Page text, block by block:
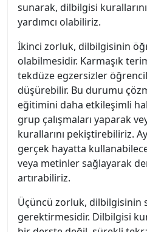
sunarak, dilbilgisi
yardımcı olabiliriz.
İkinci zorluk, dilbilgisinin
olabilmesidir. Karmaşık
tekdüze egzersizler
düşürebilir. Bu durumu
eğitimini daha etkileşimli
grup çalışmaları yaparak
kurallarını pekiştirebiliriz.
gerçek hayatta
veya metinler sağlayarak
artırabiliriz.
Üçüncü zorluk, dilbilgisinin
gerektirmesidir. Dilbilgisi